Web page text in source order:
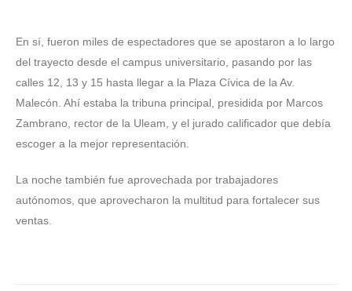
‎En sí, fueron miles de espectadores que se apostaron a lo largo
del trayecto desde el campus universitario, pasando por las
calles 12, 13 y 15 hasta llegar a la Plaza Cívica de la Av.
Malecón. Ahí estaba la tribuna principal, presidida por Marcos
Zambrano, rector de la Uleam, y el jurado calificador que debía
escoger a la mejor representación.
La noche también fue aprovechada por trabajadores
autónomos, que aprovecharon la multitud para fortalecer sus
ventas.